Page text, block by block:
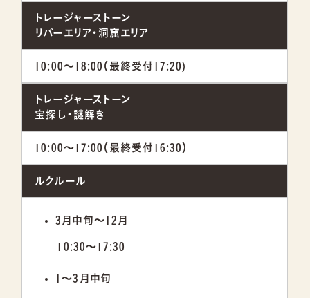
トレージャーストーン
リバーエリア・洞窟エリア
10:00〜18:00（最終受付17:20)
トレージャーストーン
宝探し・謎解き
10:00〜17:00（最終受付16:30）
ルクルール
3月中旬～12月
10:30～17:30
1～3月中旬